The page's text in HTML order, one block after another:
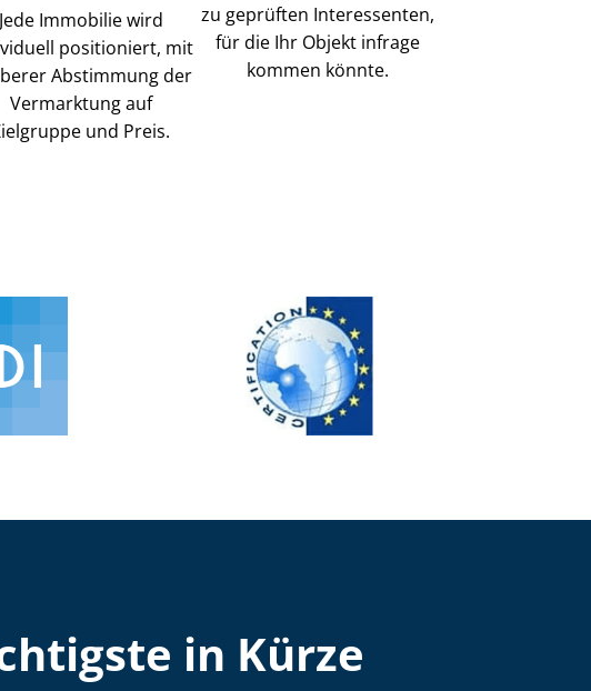
Jede Immobilie wird
positioniert, mit
Abstimmung der
Vermarktung auf
und Preis.
zu geprüften Interessenten,
für die Ihr Objekt infrage
kommen könnte.
in Kürze